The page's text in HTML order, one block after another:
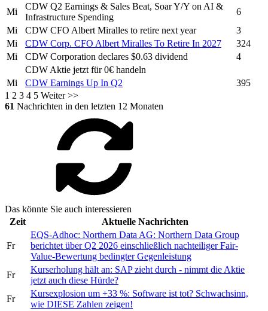
Mi
CDW Q2 Earnings & Sales Beat, Soar Y/Y on AI &
Infrastructure Spending
6
Mi
CDW CFO Albert Miralles to retire next year
3
Mi
CDW Corp. CFO Albert Miralles To Retire In 2027
324
Mi
CDW Corporation declares $0.63 dividend
4
CDW Aktie jetzt für 0€ handeln
Mi
CDW Earnings Up In Q2
395
1 2 3 4 5 Weiter >>
61 Nachrichten in den letzten 12 Monaten
Das könnte Sie auch interessieren
Zeit
Aktuelle Nachrichten
Fr
EQS-Adhoc: Northern Data AG: Northern Data Group
berichtet über Q2 2026 einschließlich nachteiliger Fair-
Value-Bewertung bedingter Gegenleistung
Fr
Kurserholung hält an: SAP zieht durch - nimmt die Aktie
jetzt auch diese Hürde?
Fr
Kursexplosion um +33 %: Software ist tot? Schwachsinn,
wie DIESE Zahlen zeigen!